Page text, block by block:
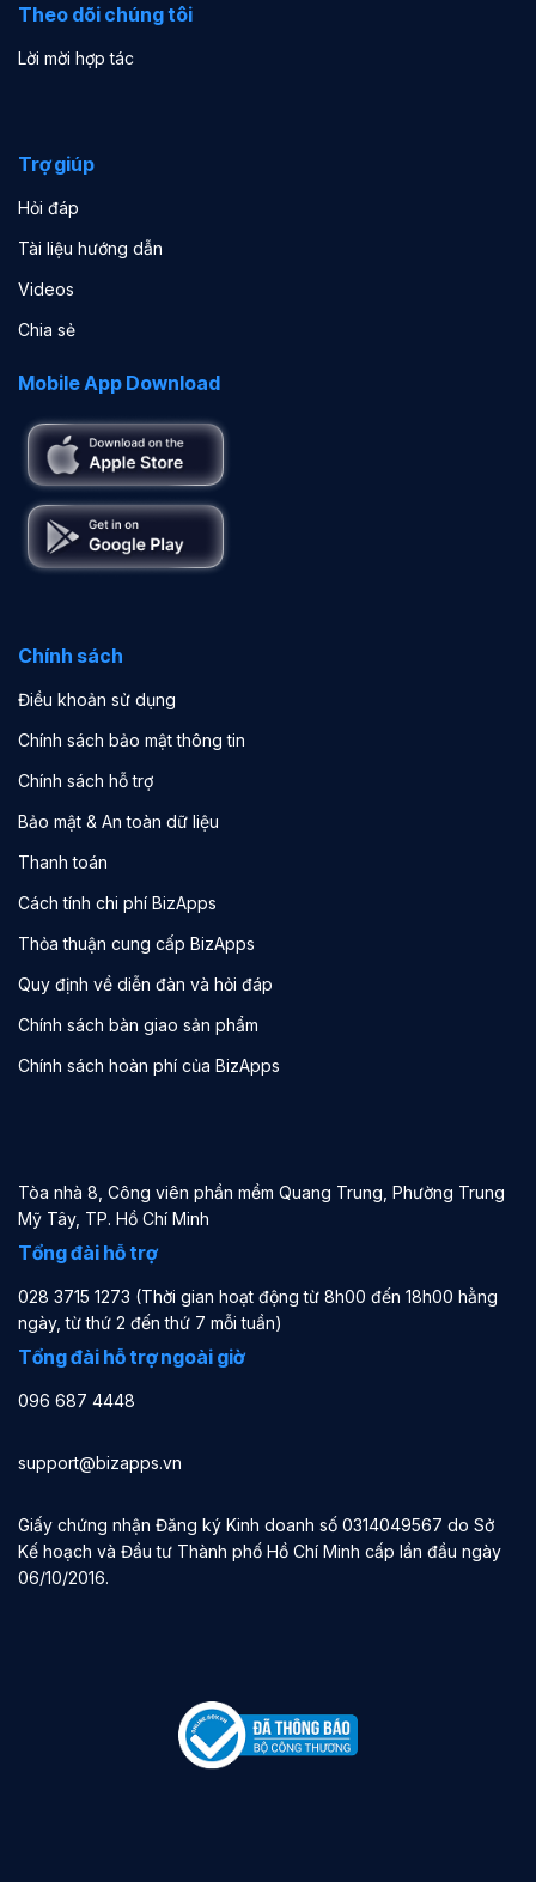
Theo dõi chúng tôi
Lời mời hợp tác
Trợ giúp
Hỏi đáp
Tài liệu hướng dẫn
Videos
Chia sẻ
Mobile App Download
Chính sách
Điều khoản sử dụng
Chính sách bảo mật thông tin
Chính sách hỗ trợ
Bảo mật & An toàn dữ liệu
Thanh toán
Cách tính chi phí BizApps
Thỏa thuận cung cấp BizApps
Quy định về diễn đàn và hỏi đáp
Chính sách bàn giao sản phẩm
Chính sách hoàn phí của BizApps
Tòa nhà 8, Công viên phần mềm Quang Trung, Phường Trung
Mỹ Tây, TP. Hồ Chí Minh
Tổng đài hỗ trợ
028 3715 1273 (Thời gian hoạt động từ 8h00 đến 18h00 hằng
ngày, từ thứ 2 đến thứ 7 mỗi tuần)
Tổng đài hỗ trợ ngoài giờ
096 687 4448
support@bizapps.vn
Giấy chứng nhận Đăng ký Kinh doanh số 0314049567 do Sở
Kế hoạch và Đầu tư Thành phố Hồ Chí Minh cấp lần đầu ngày
06/10/2016.